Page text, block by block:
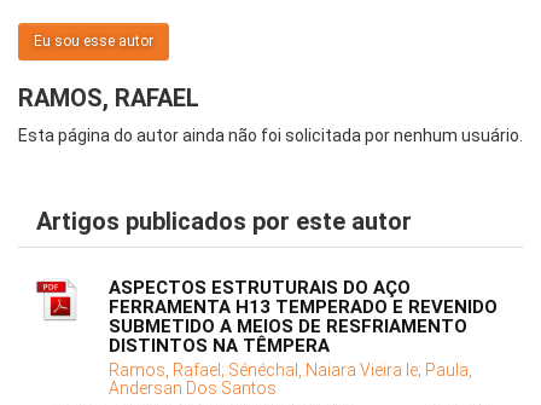
Eu sou esse autor
RAMOS, RAFAEL
Esta página do autor ainda não foi solicitada por nenhum usuário.
Artigos publicados por este autor
ASPECTOS ESTRUTURAIS DO AÇO
FERRAMENTA H13 TEMPERADO E REVENIDO
SUBMETIDO A MEIOS DE RESFRIAMENTO
DISTINTOS NA TÊMPERA
Ramos, Rafael; Sénéchal, Naiara Vieira le; Paula,
Andersan Dos Santos